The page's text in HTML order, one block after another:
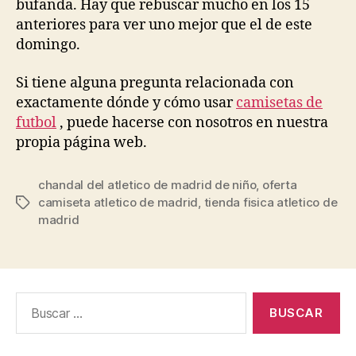
bufanda. Hay que rebuscar mucho en los 15
anteriores para ver uno mejor que el de este
domingo.
Si tiene alguna pregunta relacionada con
exactamente dónde y cómo usarcamisetas de
futbol , puede hacerse con nosotros en nuestra
propia página web.
Etiquetas
chandal del atletico de madrid de niño, oferta
camiseta atletico de madrid tienda fisica atletico de
madrid